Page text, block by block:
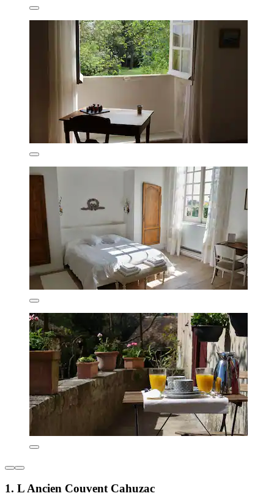
1. L Ancien Couvent Cahuzac